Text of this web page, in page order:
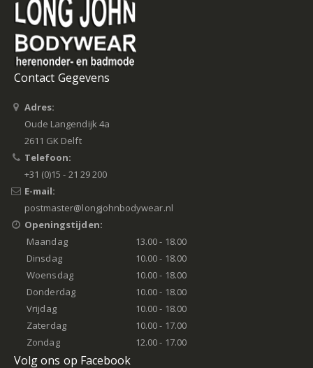
Contact Gegevens
Adres:
Oude Langendijk 4a
2611 GK Delft
Telefoon:
+31 (0)15 - 21 29 200
E-mail:
postmaster@longjohnbodywear.nl
Openingstijden:
Maandag
13.00 - 18.00
Dinsdag
10.00 - 18.00
Woensdag
10.00 - 18.00
Donderdag
10.00 - 18.00
Vrijdag
10.00 - 18.00
Zaterdag
10.00 - 17.00
Zondag
12.00 - 17.00
Volg ons op Facebook